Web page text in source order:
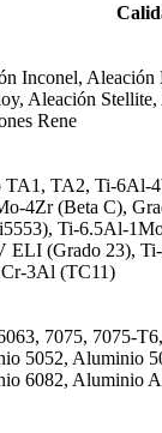
Inconel, Aleación
Aleación
Rene
TA1, TA2, Ti-6Al-
4Zr (Beta C),
Ti-6.5Al-
ELI (Grado 23),
3Al (TC11)
7075, 7075-
5052, Aluminio
6082, Aluminio